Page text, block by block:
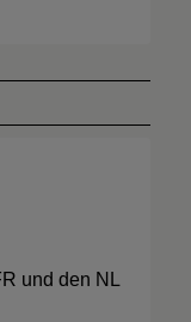
und den NL